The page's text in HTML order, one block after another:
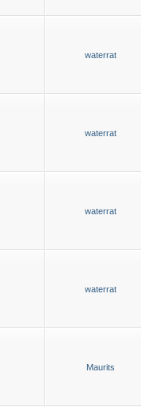
waterrat
waterrat
waterrat
waterrat
Maurits